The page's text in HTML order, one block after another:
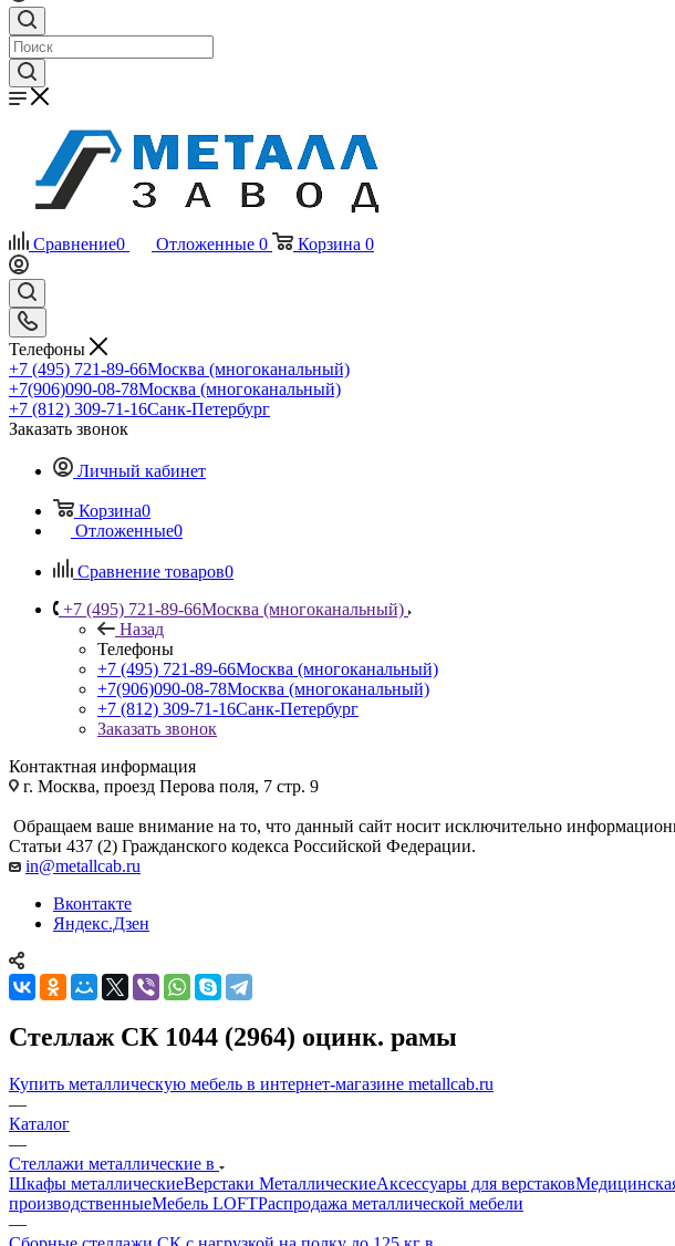
Сравнение0 Отложенные 0 Корзина 0
Телефоны
+7 (495) 721-89-66Москва (многоканальный)
+7(906)090-08-78Москва (многоканальный)
+7 (812) 309-71-16Санк-Петербург
Заказать звонок
Личный кабинет
Корзина0
Отложенные0
Сравнение товаров0
+7 (495) 721-89-66Москва (многоканальный)
Назад
Телефоны
+7 (495) 721-89-66Москва (многоканальный)
+7(906)090-08-78Москва (многоканальный)
+7 (812) 309-71-16Санк-Петербург
Заказать звонок
Контактная информация
г. Москва, проезд Перова поля, 7 стр. 9
Обращаем ваше внимание на то, что данный сайт носит исключительно
Статьи 437 (2) Гражданского кодекса Российской Федерации.
in@metallcab.ru
Вконтакте
Яндекс.Дзен
Стеллаж СК 1044 (2964) оцинк. рамы
Купить металлическую мебель в интернет-магазине metallcab.ru
—
Каталог
—
Стеллажи металлические в
Шкафы металлическиеВерстаки МеталлическиеАксессуары для верстаков
производственныеМебель LOFTРаспродажа металлической мебели
—